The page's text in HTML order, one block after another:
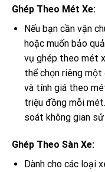
Ghép Theo Mét Xe:
Nếu bạn cần vận
hoặc muốn bảo
vụ ghép theo mét
thể chọn riêng một
và tính giá theo
triệu đồng mỗi
soát không gian
Ghép Theo Sàn Xe:
Dành cho các loại